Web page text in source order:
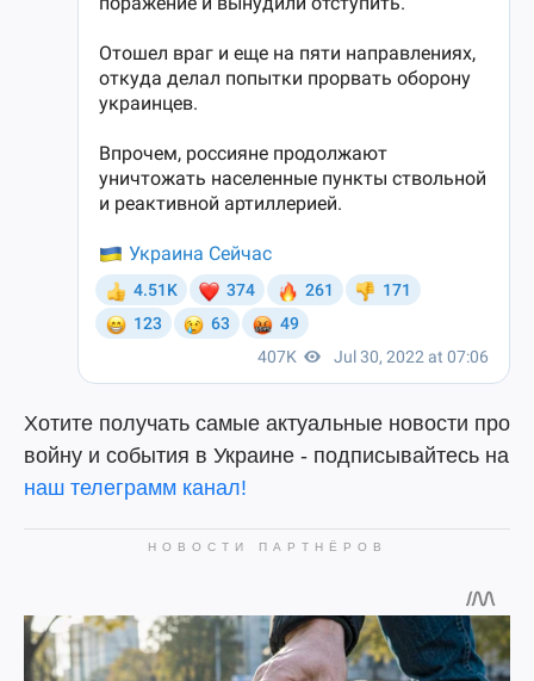
Хотите получать самые актуальные новости про
войну и события в Украине - подписывайтесь на
наш телеграмм канал!